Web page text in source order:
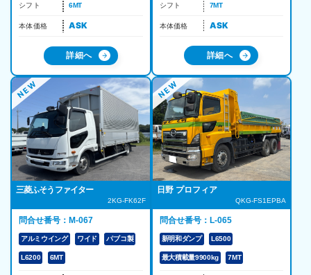
シフト 6MT
本体価格 ASK
詳細へ
シフト 7MT
本体価格 ASK
詳細へ
三菱ふそう ファイター
2KG-FK62F
問合せ番号：M-067
アルミウイング ワイド パブコ製
L6200 6MT
日野 プロフィア
QKG-FS1EPBA
問合せ番号：L-065
新明和ダンプ L6500
最大積載量9900kg 7MT